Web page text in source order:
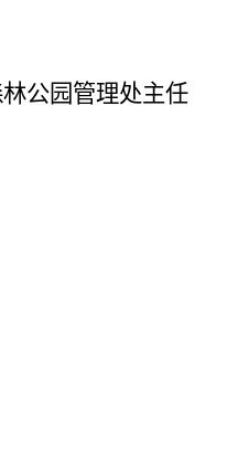
公园管理处主任